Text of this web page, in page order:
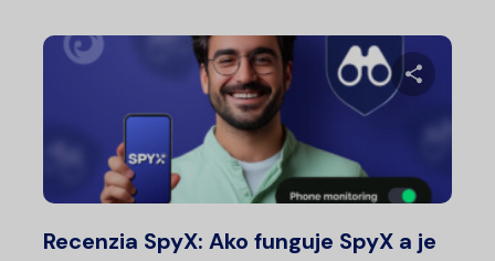
Recenzia SpyX: Ako funguje SpyX a je